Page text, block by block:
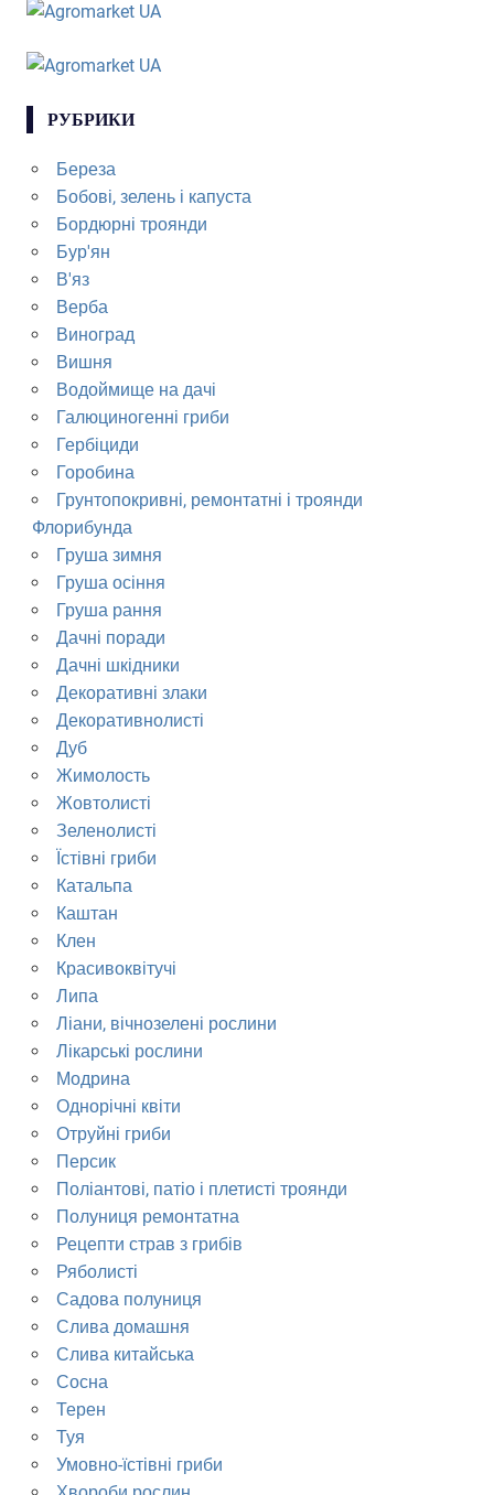
РУБРИКИ
Береза
Бобові, зелень і капуста
Бордюрні троянди
Бур'ян
В'яз
Верба
Виноград
Вишня
Водоймище на дачі
Галюциногенні гриби
Гербіциди
Горобина
Грунтопокривні, ремонтатні і троянди
Флорибунда
Груша зимня
Груша осіння
Груша рання
Дачні поради
Дачні шкідники
Декоративні злаки
Декоративнолисті
Дуб
Жимолость
Жовтолисті
Зеленолисті
Їстівні гриби
Катальпа
Каштан
Клен
Красивоквітучі
Липа
Ліани, вічнозелені рослини
Лікарські рослини
Модрина
Однорічні квіти
Отруйні гриби
Персик
Поліантові, патіо і плетисті троянди
Полуниця ремонтатна
Рецепти страв з грибів
Ряболисті
Садова полуниця
Слива домашня
Слива китайська
Сосна
Терен
Туя
Умовно-їстівні гриби